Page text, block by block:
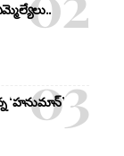
‘హనుమాన్’